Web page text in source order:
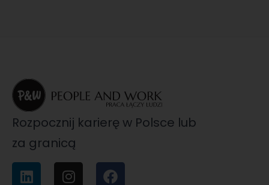
Rozpocznij karierę w Polsce lub
za granicą